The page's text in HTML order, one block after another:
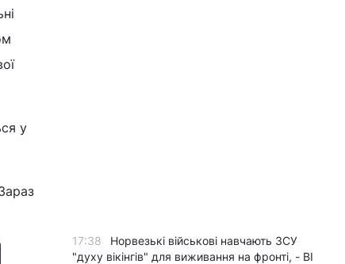
у
17:38
Норвезькі військові навчають ЗСУ
"духу вікінгів" для виживання на фронті, - BI